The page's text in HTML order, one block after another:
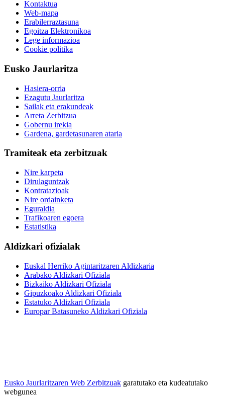
Kontaktua
Web-mapa
Erabilerraztasuna
Egoitza Elektronikoa
Lege informazioa
Cookie politika
Eusko Jaurlaritza
Hasiera-orria
Ezagutu Jaurlaritza
Sailak eta erakundeak
Arreta Zerbitzua
Gobernu irekia
Gardena, gardetasunaren ataria
Tramiteak eta zerbitzuak
Nire karpeta
Dirulaguntzak
Kontratazioak
Nire ordainketa
Eguraldia
Trafikoaren egoera
Estatistika
Aldizkari ofizialak
Euskal Herriko Agintaritzaren Aldizkaria
Arabako Aldizkari Ofiziala
Bizkaiko Aldizkari Ofiziala
Gipuzkoako Aldizkari Ofiziala
Estatuko Aldizkari Ofiziala
Europar Batasuneko Aldizkari Ofiziala
Eusko Jaurlaritzaren Web Zerbitzuak garatutako eta kudeatutako
webgunea